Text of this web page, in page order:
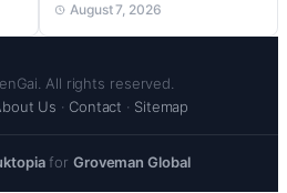
August 7, 2026
All rights reserved.
Us · Contact · Sitemap
for Groveman Global